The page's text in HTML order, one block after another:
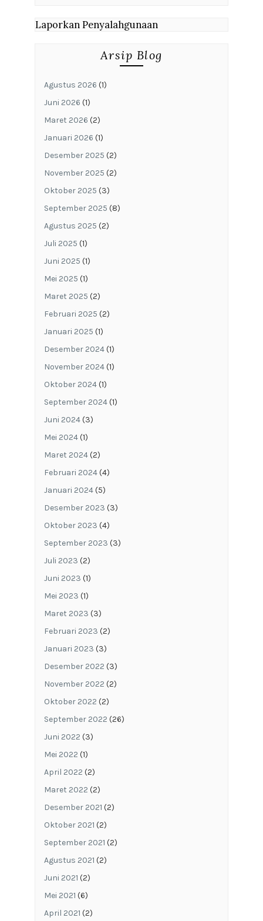
Laporkan Penyalahgunaan
Arsip Blog
Agustus 2026 (1)
Juni 2026 (1)
Maret 2026 (2)
Januari 2026 (1)
Desember 2025 (2)
November 2025 (2)
Oktober 2025 (3)
September 2025 (8)
Agustus 2025 (2)
Juli 2025 (1)
Juni 2025 (1)
Mei 2025 (1)
Maret 2025 (2)
Februari 2025 (2)
Januari 2025 (1)
Desember 2024(1)
November 2024(1)
Oktober 2024(1)
September 2024(1)
Juni 2024(3)
Mei 2024(1)
Maret 2024(2)
Februari 2024(4)
Januari 2024(5)
Desember 2023 (3)
Oktober 2023 (4)
September 2023 (3)
Juli 2023 (2)
Juni 2023 (1)
Mei 2023 (1)
Maret 2023 (3)
Februari 2023 (2)
Januari 2023 (3)
Desember 2022 (3)
November 2022 (2)
Oktober 2022 (2)
September 2022 (26)
Juni 2022 (3)
Mei 2022 (1)
April 2022 (2)
Maret 2022 (2)
Desember 2021 (2)
Oktober 2021 (2)
September 2021 (2)
Agustus 2021 (2)
Juni 2021 (2)
Mei 2021 (6)
April 2021 (2)